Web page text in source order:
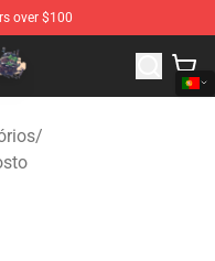
over $100
Howl's Moving
/